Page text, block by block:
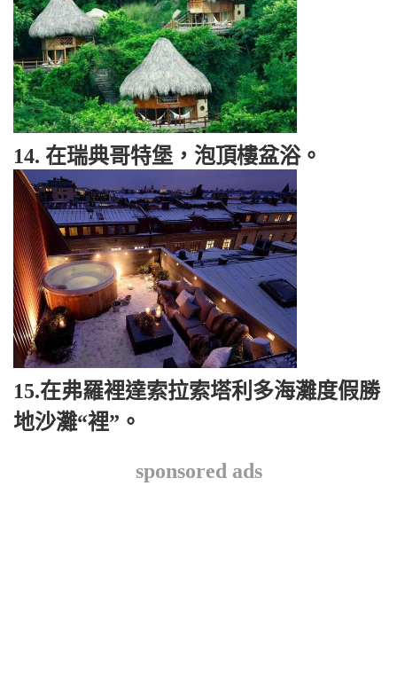
14. 在瑞典哥特堡，泡頂樓盆浴。
15.在弗羅裡達索拉索塔利多海灘度假勝
地沙灘“裡”。
sponsored ads